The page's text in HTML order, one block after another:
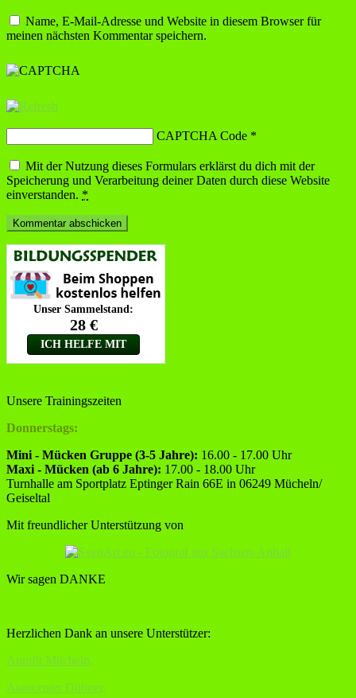
Name, E-Mail-Adresse und Website in diesem Browser für
meinen nächsten Kommentar speichern.
CAPTCHA Code *
Mit der Nutzung dieses Formulars erklärst du dich mit der
Speicherung und Verarbeitung deiner Daten durch diese Website
einverstanden. *
Unsere Trainingszeiten
Donnerstags:
Mini - Mücken Gruppe (3-5 Jahre): 16.00 - 17.00 Uhr
Maxi - Mücken (ab 6 Jahre): 17.00 - 18.00 Uhr
Turnhalle am Sportplatz Eptinger Rain 66E in 06249 Mücheln/
Geiseltal
Mit freundlicher Unterstützung von
Wir sagen DANKE
Herzlichen Dank an unsere Unterstützer:
Autofit Mücheln,
Autocenter Dübner,